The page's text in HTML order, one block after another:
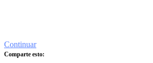
Continuar
Comparte esto: